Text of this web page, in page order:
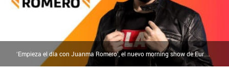
‘Empieza el día con Juanma Romero’, el nuevo morning show de Europa FM | Europa FM